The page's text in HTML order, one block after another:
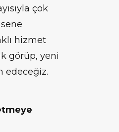
çok
hizmet
görüp, yeni
edeceğiz.